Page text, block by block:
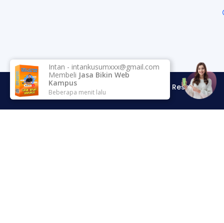
Copyright © 2023 DIMEDIA.MY.ID. All Rights Reserved
Intan - intankusumxxx@gmail.com
Membeli Jasa Bikin Web